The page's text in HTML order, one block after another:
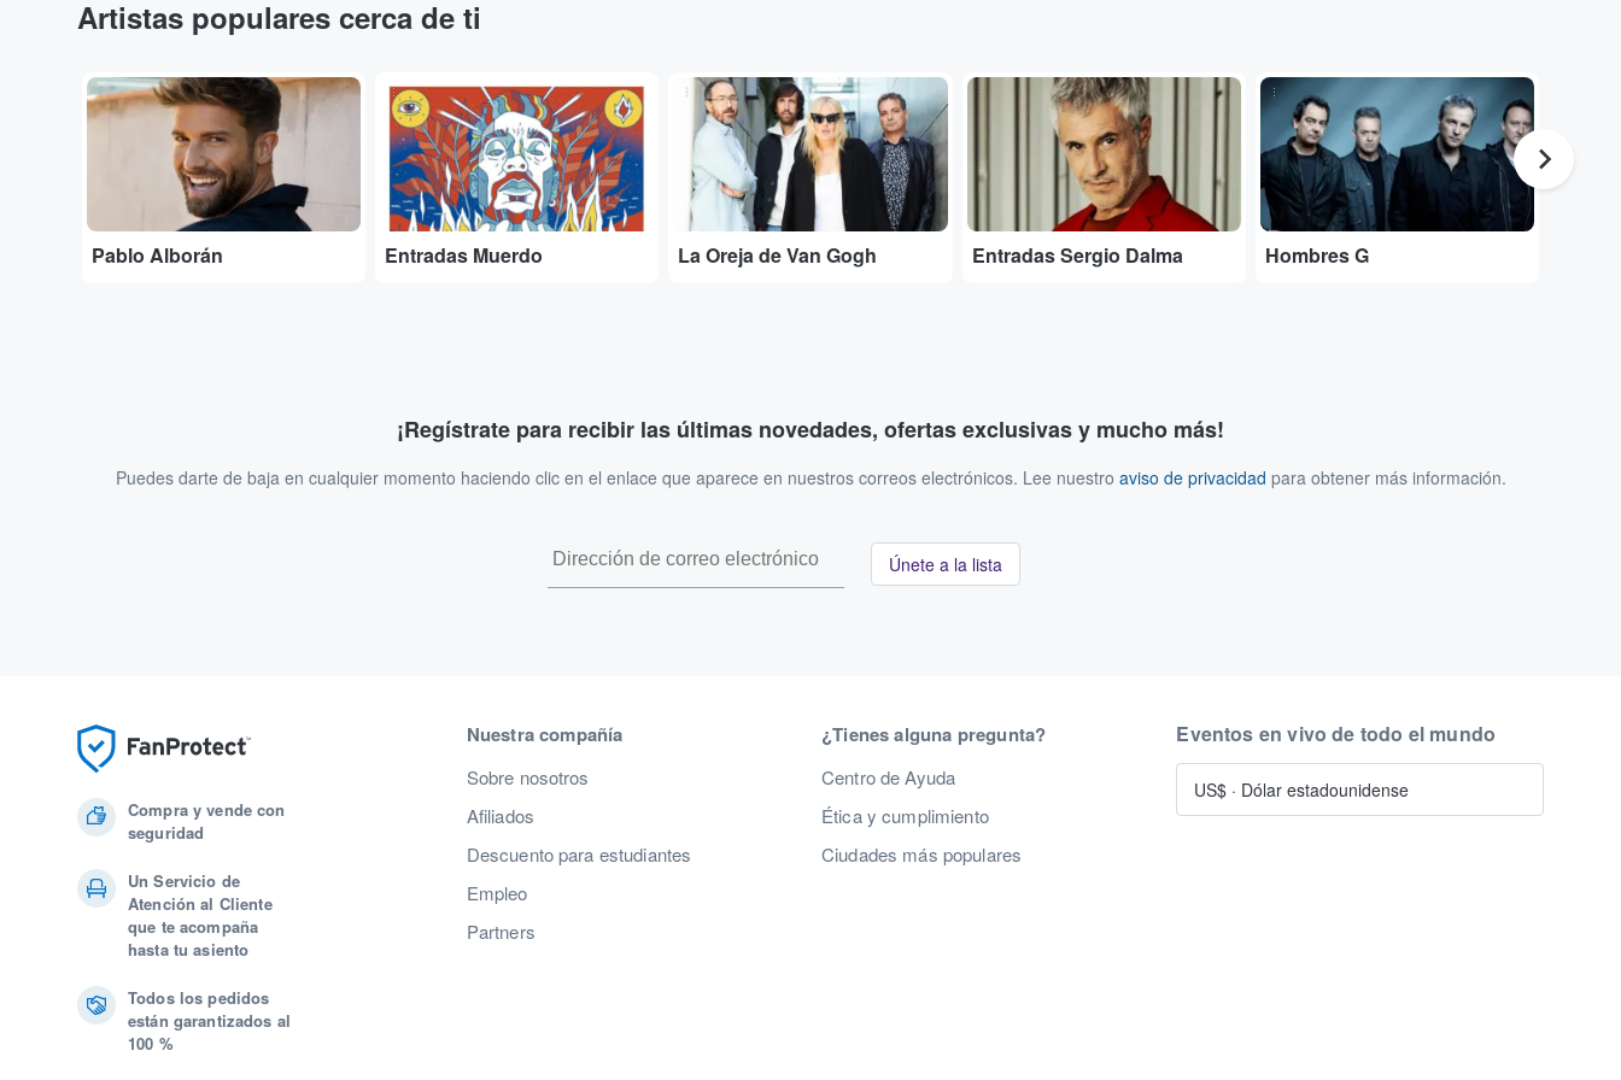
Artistas populares cerca de ti
...
Pablo Alborán
...
Entradas Muerdo
...
La Oreja de Van Gogh
...
Entradas Sergio Dalma
...
Hombres G
¡Regístrate para recibir las últimas novedades, ofertas exclusivas y mucho más!
Puedes darte de baja en cualquier momento haciendo clic en el enlace que aparece en nuestros correos electrónicos. Lee nuestro aviso de privacidad para obtener más información.
Únete a la lista
Compra y vende con
seguridad
Un Servicio de
Atención al Cliente
que te acompaña
hasta tu asiento
Todos los pedidos
están garantizados al
100 %
Nuestra compañía
Sobre nosotros
Afiliados
Descuento para estudiantes
Empleo
Partners
¿Tienes alguna pregunta?
Centro de Ayuda
Ética y cumplimiento
Ciudades más populares
Eventos en vivo de todo el mundo
US$ · Dólar estadounidense